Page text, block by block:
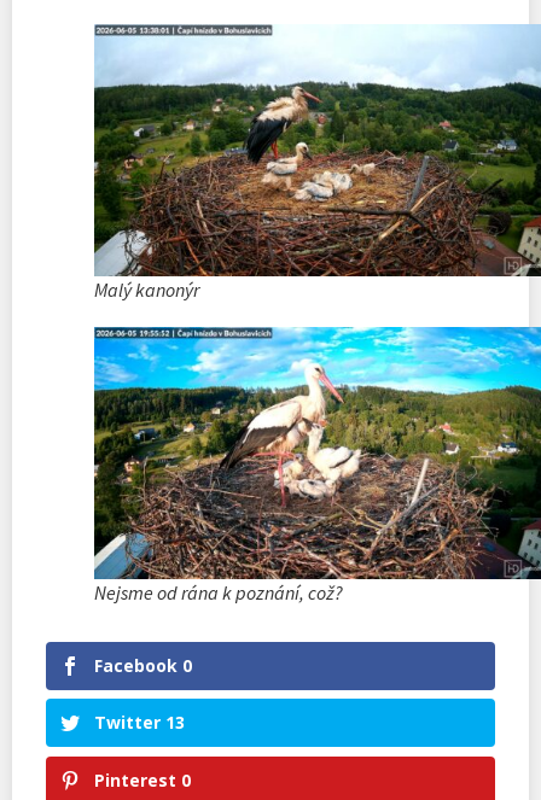
Malý kanonýr
Nejsme od rána k poznání, což?
Facebook 0
Twitter 13
Pinterest 0